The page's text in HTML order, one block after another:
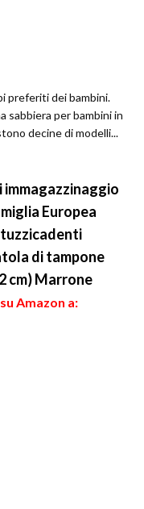
preferiti dei bambini.
sabbiera per bambini in
decine di modelli...
immagazzinaggio
Europea
di tampone
cm) Marrone
Amazon a: